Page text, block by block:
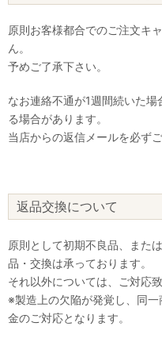
原則お客様都合でのご注文キ
ん。
予めご了承下さい。
なお連絡不通が1週間続いた
る場合があります。
当店からの返信メールを必ず
返品交換について
原則として初期不良品、また
品・交換は承っております。
それ以外については、ご対応致
※製造上の欠陥が発覚し、同
金のご対応となります。